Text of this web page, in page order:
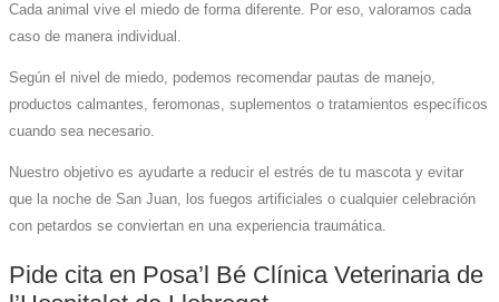
Cada animal vive el miedo de forma diferente. Por eso, valoramos cada
caso de manera individual.
Según el nivel de miedo, podemos recomendar pautas de manejo,
productos calmantes, feromonas, suplementos o tratamientos específicos
cuando sea necesario.
Nuestro objetivo es ayudarte a reducir el estrés de tu mascota y evitar
que la noche de San Juan, los fuegos artificiales o cualquier celebración
con petardos se conviertan en una experiencia traumática.
Pide cita en Posa’l Bé Clínica Veterinaria de